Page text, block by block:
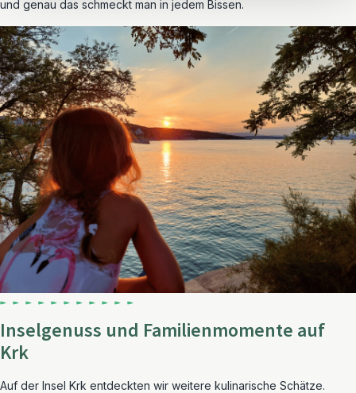
und genau das schmeckt man in jedem Bissen.
Inselgenuss und Familienmomente auf
Krk
Auf der Insel Krk entdeckten wir weitere kulinarische Schätze.